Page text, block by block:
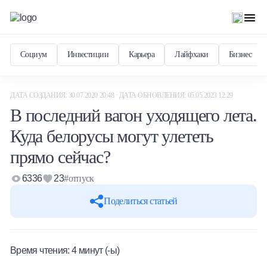
Социум Инвестиции Карьера Лайфхаки Бизнес
ДАТА СОЗДАНИЯ: 30.07.2020 20:48 · ДАТА ОБНОВЛЕНИЯ: 05.05.2023 12:29
В последний вагон уходящего лета.
Куда белорусы могут улететь
прямо сейчас?
Поделиться статьей
6336 23#отпуск
Время чтения:4 минут (-ы)